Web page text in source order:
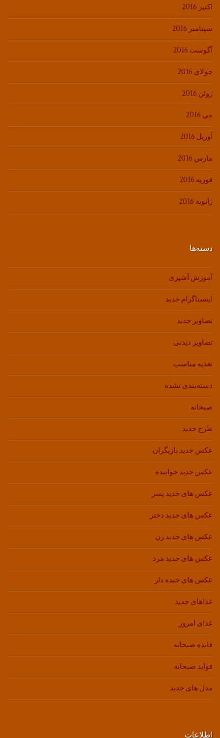
اکتبر 2016
سپتامبر 2016
آگوست 2016
جولای 2016
ژوئن 2016
می 2016
آوریل 2016
مارس 2016
فوریه 2016
ژانویه 2016
دسته‌ها
آموزش آشپزی
اینستاگرام جدید
تصاویر جدید
تصاویر دیدنی
تغذیه مناسب
دسته‌بندی نشده
صبحانه
طرح جدید
عکس جدید بازیگران
عکس جدید خواننده
عکس های جدید پسر
عکس های جدید دختر
عکس های جدید زن
عکس های جدید مرد
عکس های خنده دار
غذاهای جدید
غذای امروز
فایده صبحانه
فواید صبحانه
مدل های جدید
اطلاعات